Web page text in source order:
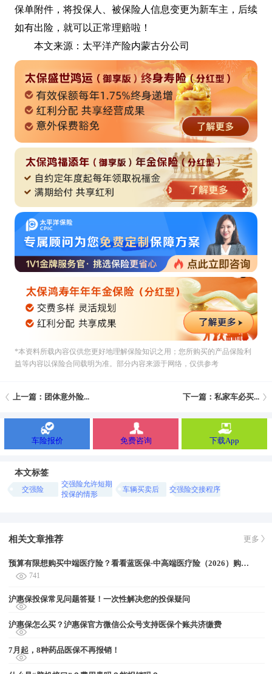
保单附件，将投保人、被保险人信息变更为新车主，后续
如有出险，就可以正常理赔啦！
本文来源：太平洋产险内蒙古分公司
*本资料所载內容仅供您更好地理解保险知识之用；您所购买的产品保险利
益等内容以保险合同载明为准。部分内容来源于网络，仅供参考
上一篇：团体意外险... 下一篇：私家车必买...
车险报价 免费咨询 下载App
本文标签
交强险
交强险允许短期
投保的情形
车辆买卖后 交强险交接程序
相关文章推荐 更多
预算有限想购买中端医疗险？看看蓝医保·中高端医疗险（2026）购买方案
741
沪惠保投保常见问题答疑！一次性解决您的投保疑问
沪惠保怎么买？沪惠保官方微信公众号支持医保个账共济缴费
7月起，8种药品医保不再报销！